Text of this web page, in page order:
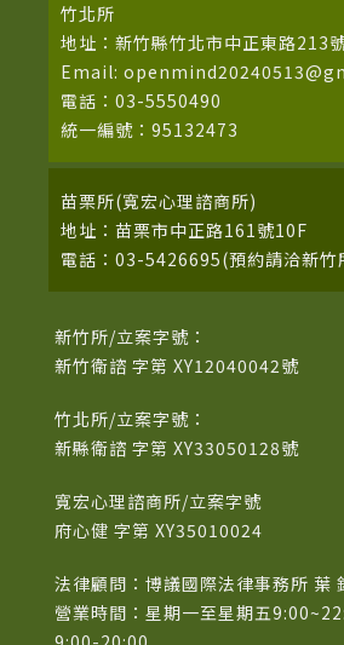
竹北所
地址：新竹縣竹北市中正東路213
Email:
電話：03-5550490
統一編號：95132473
苗栗所(寬宏心理諮商所)
地址：苗栗市中正路161號10F
電話：03-5426695(預約請洽新竹
新竹所/立案字號：
新竹衛諮 字第 XY12040042號
竹北所/立案字號：
新縣衛諮 字第 XY33050128號
寬宏心理諮商所/立案字號
府心健 字第 XY35010024
法律顧問：博議國際法律事務所 葉
營業時間：星期一至星期五